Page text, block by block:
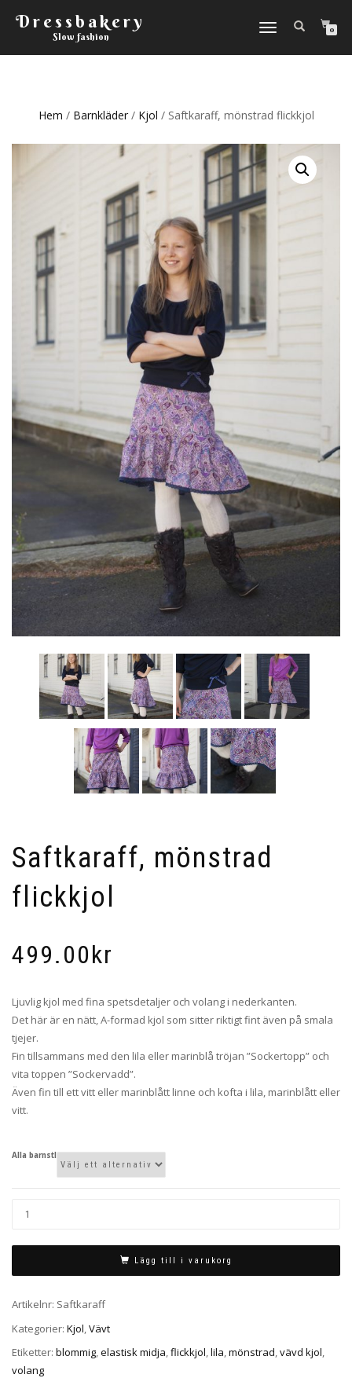
Dressbakery
Slow fashion
Slå
navigering
0
Hem / Barnkläder/ Kjol / Saftkaraff, mönstrad flickkjol
Saftkaraff, mönstrad
flickkjol
499.00kr
Ljuvlig kjol med fina spetsdetaljer och volang i nederkanten.
Det här är en nätt, A-formad kjol som sitter riktigt fint även på smala
tjejer.
Fin tillsammans med den lila eller marinblå tröjan ”Sockertopp” och
vita toppen ”Sockervadd”.
Även fin till ett vitt eller marinblått linne och kofta i lila, marinblått eller
vitt.
Alla barnstl
Lägg till i varukorg
Artikelnr: Saftkaraff
Kategorier: Kjol Vävt
Etiketter: blommig,elastisk midja,flickkjol,lila,mönstrad,vävd kjol,
volang